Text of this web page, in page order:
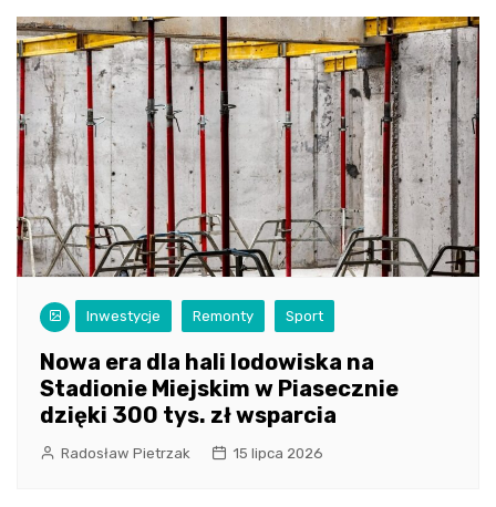
Inwestycje Remonty Sport
Nowa era dla hali lodowiska na
Stadionie Miejskim w Piasecznie
dzięki 300 tys. zł wsparcia
Radosław Pietrzak 15 lipca 2026